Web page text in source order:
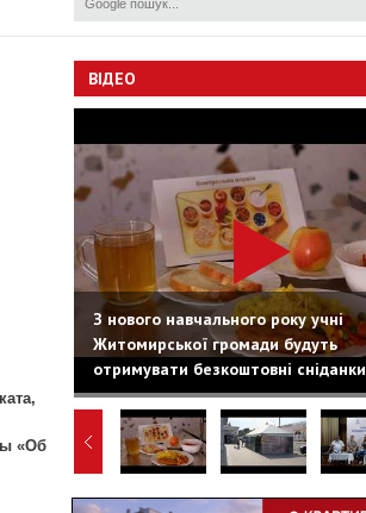
«Об
ВІДЕО
З нового навчального року учні
Житомирської громади будуть
отримувати безкоштовні сніданки